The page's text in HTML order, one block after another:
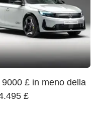
£ in meno della
£